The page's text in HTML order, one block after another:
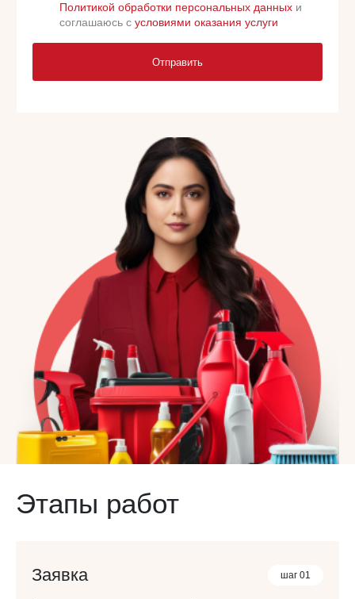
Политикой обработки персональных данных и
соглашаюсь с условиями оказания услуги
Отправить
Этапы работ
шаг 01
Заявка